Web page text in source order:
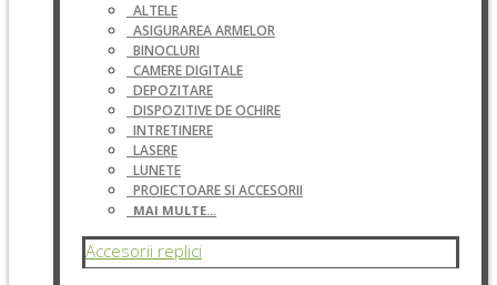
ALTELE
ASIGURAREA ARMELOR
BINOCLURI
CAMERE DIGITALE
DEPOZITARE
DISPOZITIVE DE OCHIRE
INTRETINERE
LASERE
LUNETE
PROIECTOARE SI ACCESORII
MAI MULTE...
Accesorii replici